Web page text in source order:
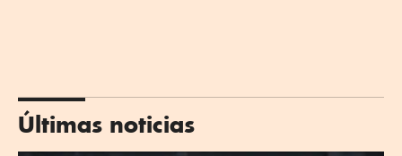
Últimas noticias